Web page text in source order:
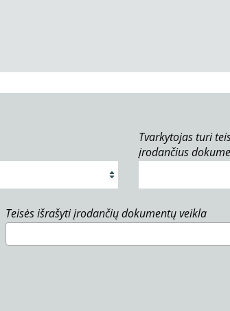
Tvarkytojas turi
įrodančius
Teisės išrašyti įrodančių dokumentų veikla